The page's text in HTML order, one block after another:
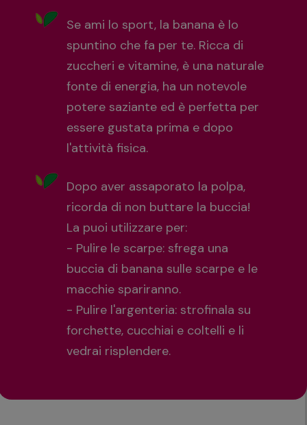
Se ami lo sport, la banana è lo
spuntino che fa per te. Ricca di
zuccheri e vitamine, è una naturale
fonte di energia, ha un notevole
potere saziante ed è perfetta per
essere gustata prima e dopo
l'attività fisica.
Dopo aver assaporato la polpa,
ricorda di non buttare la buccia!
La puoi utilizzare per:
- Pulire le scarpe: sfrega una
buccia di banana sulle scarpe e le
macchie spariranno.
- Pulire l'argenteria: strofinala su
forchette, cucchiai e coltelli e li
vedrai risplendere.